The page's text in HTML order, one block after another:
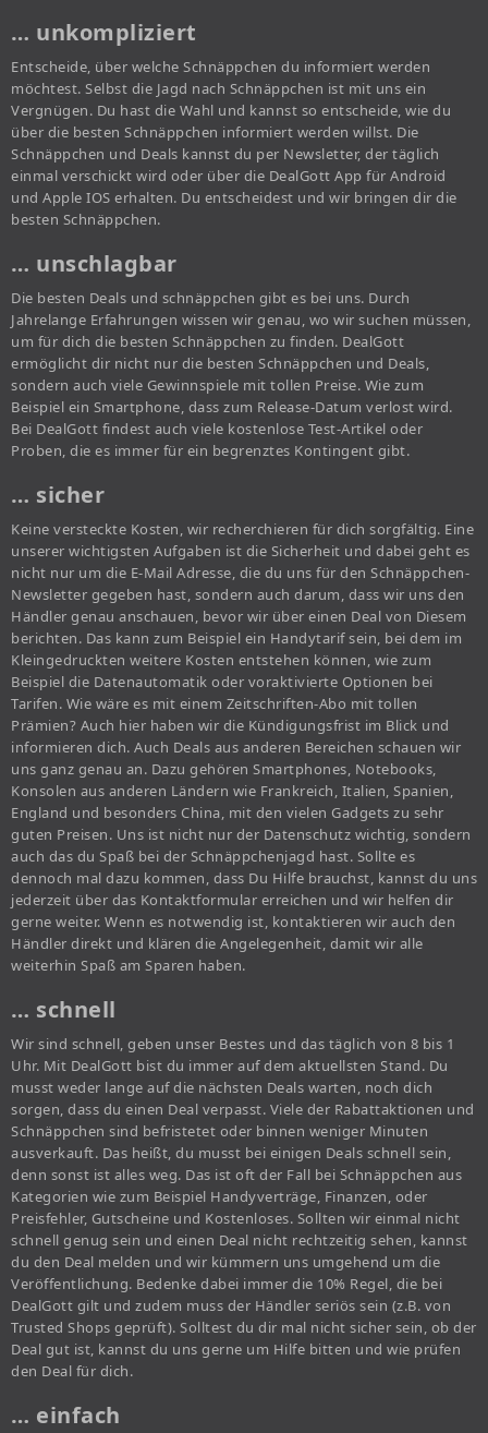
… unkompliziert
Entscheide, über welche Schnäppchen du informiert werden
möchtest. Selbst die Jagd nach Schnäppchen ist mit uns ein
Vergnügen. Du hast die Wahl und kannst so entscheide, wie du
über die besten Schnäppchen informiert werden willst. Die
Schnäppchen und Deals kannst du per Newsletter, der täglich
einmal verschickt wird oder über die DealGott App für Android
und Apple IOS erhalten. Du entscheidest und wir bringen dir die
besten Schnäppchen.
… unschlagbar
Die besten Deals und schnäppchen gibt es bei uns. Durch
Jahrelange Erfahrungen wissen wir genau, wo wir suchen müssen,
um für dich die besten Schnäppchen zu finden. DealGott
ermöglicht dir nicht nur die besten Schnäppchen und Deals,
sondern auch viele Gewinnspiele mit tollen Preise. Wie zum
Beispiel ein Smartphone, dass zum Release-Datum verlost wird.
Bei DealGott findest auch viele kostenlose Test-Artikel oder
Proben, die es immer für ein begrenztes Kontingent gibt.
… sicher
Keine versteckte Kosten, wir recherchieren für dich sorgfältig. Eine
unserer wichtigsten Aufgaben ist die Sicherheit und dabei geht es
nicht nur um die E-Mail Adresse, die du uns für den Schnäppchen-
Newsletter gegeben hast, sondern auch darum, dass wir uns den
Händler genau anschauen, bevor wir über einen Deal von Diesem
berichten. Das kann zum Beispiel ein Handytarif sein, bei dem im
Kleingedruckten weitere Kosten entstehen können, wie zum
Beispiel die Datenautomatik oder voraktivierte Optionen bei
Tarifen. Wie wäre es mit einem Zeitschriften-Abo mit tollen
Prämien? Auch hier haben wir die Kündigungsfrist im Blick und
informieren dich. Auch Deals aus anderen Bereichen schauen wir
uns ganz genau an. Dazu gehören Smartphones, Notebooks,
Konsolen aus anderen Ländern wie Frankreich, Italien, Spanien,
England und besonders China, mit den vielen Gadgets zu sehr
guten Preisen. Uns ist nicht nur der Datenschutz wichtig, sondern
auch das du Spaß bei der Schnäppchenjagd hast. Sollte es
dennoch mal dazu kommen, dass Du Hilfe brauchst, kannst du uns
jederzeit über das Kontaktformular erreichen und wir helfen dir
gerne weiter. Wenn es notwendig ist, kontaktieren wir auch den
Händler direkt und klären die Angelegenheit, damit wir alle
weiterhin Spaß am Sparen haben.
… schnell
Wir sind schnell, geben unser Bestes und das täglich von 8 bis 1
Uhr. Mit DealGott bist du immer auf dem aktuellsten Stand. Du
musst weder lange auf die nächsten Deals warten, noch dich
sorgen, dass du einen Deal verpasst. Viele der Rabattaktionen und
Schnäppchen sind befristetet oder binnen weniger Minuten
ausverkauft. Das heißt, du musst bei einigen Deals schnell sein,
denn sonst ist alles weg. Das ist oft der Fall bei Schnäppchen aus
Kategorien wie zum Beispiel Handyverträge, Finanzen, oder
Preisfehler, Gutscheine und Kostenloses. Sollten wir einmal nicht
schnell genug sein und einen Deal nicht rechtzeitig sehen, kannst
du den Deal melden und wir kümmern uns umgehend um die
Veröffentlichung. Bedenke dabei immer die 10% Regel, die bei
DealGott gilt und zudem muss der Händler seriös sein (z.B. von
Trusted Shops geprüft). Solltest du dir mal nicht sicher sein, ob der
Deal gut ist, kannst du uns gerne um Hilfe bitten und wie prüfen
den Deal für dich.
… einfach